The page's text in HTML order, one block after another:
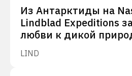
Из Антарктиды на
Lindblad Expeditions
любви к дикой
LIND